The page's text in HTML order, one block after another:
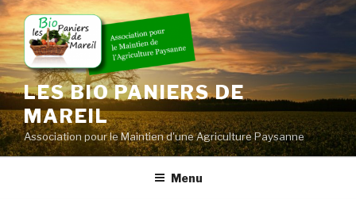
Skip
to
content
LES BIO PANIERS DE
MAREIL
Association pour le Maintien d'une Agriculture Paysanne
Menu